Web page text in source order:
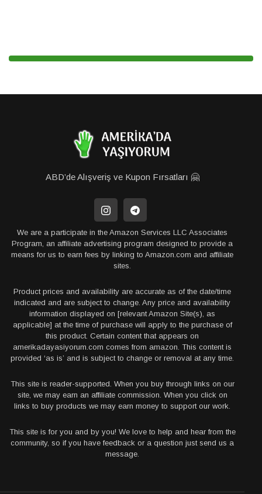
ABD’de Alışveriş ve Kupon Fırsatları 🤗
We are a participate in the Amazon Services LLC Associates
Program, an affiliate advertising program designed to provide a
means for us to earn fees by linking to Amazon.com and affiliate
sites.
Product prices and availability are accurate as of the date/time
indicated and are subject to change. Any price and availability
information displayed on [relevant Amazon Site(s), as
applicable] at the time of purchase will apply to the purchase of
this product. Certain content that appears on
amerikadayasiyorum.com comes from amazon. This content is
provided ‘as is’ and is subject to change or removal at any time.
This site is reader-supported. When you buy through links on our
site, we may earn an affiliate commission. When you click on
links to buy products we may earn money to support our work.
This site is for you and by you! We love to help and hear from the
community, so if you have feedback or a question just send us a
message.